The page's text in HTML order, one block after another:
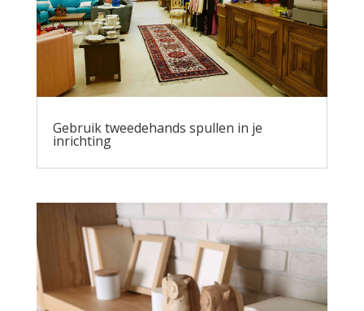
Gebruik tweedehands spullen in je
inrichting